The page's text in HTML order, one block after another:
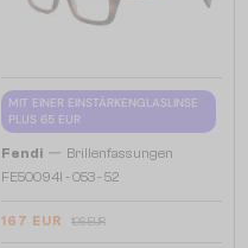
MIT EINER EINSTÄRKENGLASLINSE
PLUS 65 EUR
Fendi — Brillenfassungen
FE50094I - 053 - 52
167 EUR 196 EUR